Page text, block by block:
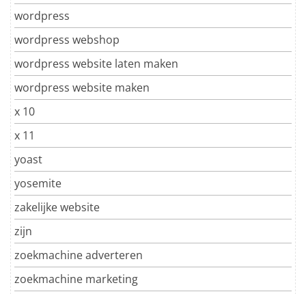
wordpress
wordpress webshop
wordpress website laten maken
wordpress website maken
x 10
x 11
yoast
yosemite
zakelijke website
zijn
zoekmachine adverteren
zoekmachine marketing